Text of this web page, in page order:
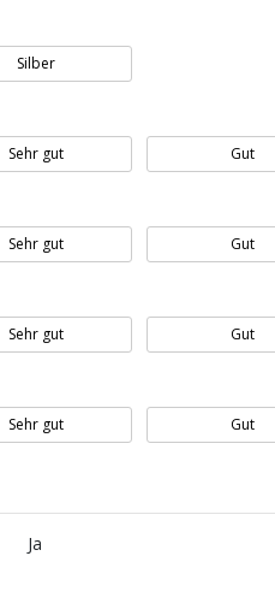
Silber
Sehr gut Gut
Sehr gut Gut
Sehr gut Gut
Sehr gut Gut
Ja